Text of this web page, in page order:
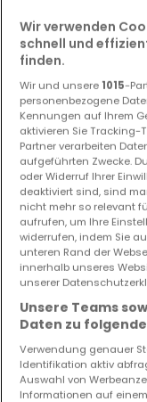
Haus
Bascharage
1.390.000 €
5 164,44 m²
Haus
Born
921.276 €
3 133 m²
Wir verwenden
schnell und
finden.
Wir und unsere 1015-
personenbezogene
Kennungen auf Ihrem
aktivieren Sie Tracking-
Partner verarbeiten
aufgeführten Zwecke.
oder Widerruf Ihrer
deaktiviert sind, sind
nicht mehr so relevant
aufrufen, um Ihre
widerrufen, indem Sie
unteren Rand der
innerhalb unseres
unserer
Unsere Teams
Daten zu
Verwendung genauer
Identifikation aktiv
Auswahl von
Informationen auf